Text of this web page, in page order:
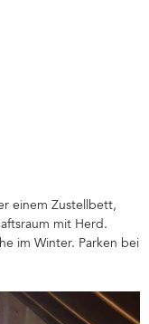
einem Zustellbett,
mit Herd.
im Winter. Parken bei